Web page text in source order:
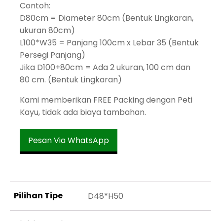
Contoh:
D80cm = Diameter 80cm (Bentuk Lingkaran,
ukuran 80cm)
L100*W35 = Panjang 100cm x Lebar 35 (Bentuk
Persegi Panjang)
Jika D100+80cm = Ada 2 ukuran, 100 cm dan
80 cm. (Bentuk Lingkaran)
Kami memberikan FREE Packing dengan Peti
Kayu, tidak ada biaya tambahan.
Pesan Via WhatsApp
Pilihan Tipe D48*H50